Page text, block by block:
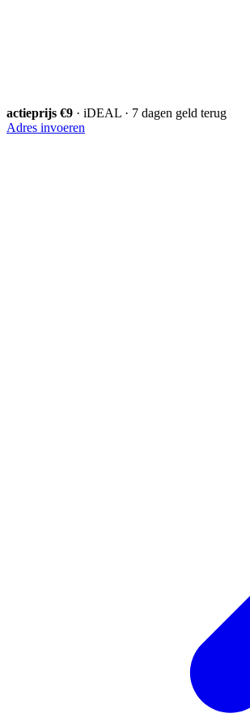
actieprijs €9 · iDEAL · 7 dagen geld terug
Adres invoeren